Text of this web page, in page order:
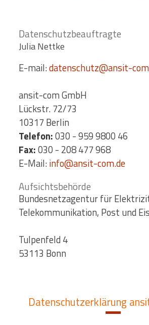
Datenschutzbeauftragte
Julia Nettke
E-mail:datenschutz@ansit-
ansit-com GmbH
Lückstr. 72/73
10317 Berlin
Telefon:030 - 959 9800 46
Fax:030 - 208 477 968
E-Mail:info@ansit-com.de
Aufsichtsbehörde
Bundesnetzagentur für
Telekommunikation, Post und
Tulpenfeld 4
53113 Bonn
Datenschutzerklärung